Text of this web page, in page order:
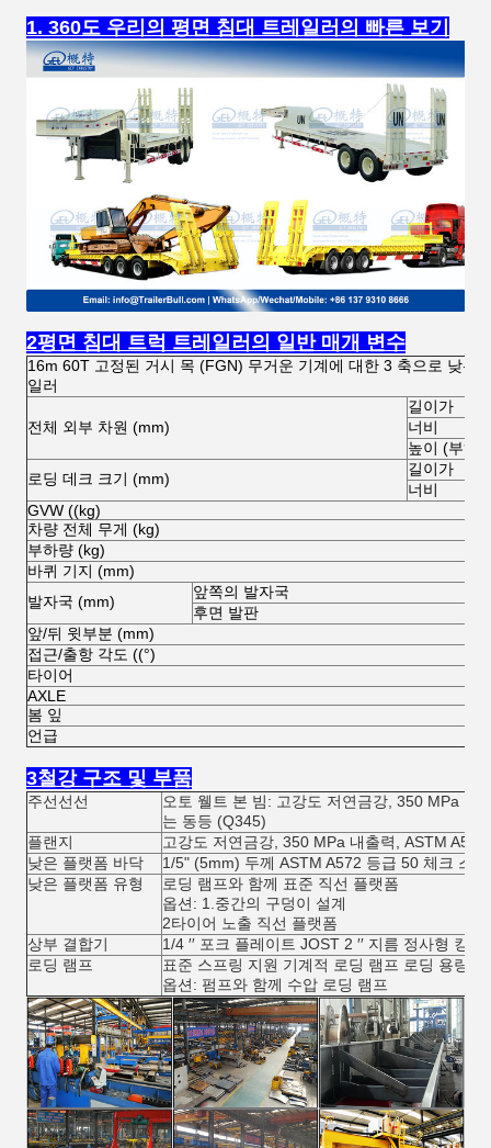
1. 360도 우리의 평면 침대 트레일러의 빠른 보기
2평면 침대 트럭 트레일러의 일반 매개 변수
16m 60T 고정된 거시 목 (FGN) 무거운 기계에 대한 3 축으로 낮은
일러
전체 외부 차원 (mm)
길이가
너비
높이 (부하)
로딩 데크 크기 (mm)
길이가
너비
GVW ((kg)
차량 전체 무게 (kg)
부하량 (kg)
바퀴 기지 (mm)
발자국 (mm)
앞쪽의 발자국
후면 발판
앞/뒤 윗부분 (mm)
접근/출항 각도 ((°)
타이어
AXLE
봄 잎
언급
3철강 구조 및 부품
주선선선
오토 웰트 본 빔: 고강도 저연금강, 350 MPa 강
는 동등 (Q345)
플랜지
고강도 저연금강, 350 MPa 내출력, ASTM
낮은 플랫폼 바닥
1/5" (5mm) 두께 ASTM A572 등급 50 체크 스
낮은 플랫폼 유형
로딩 램프와 함께 표준 직선 플랫폼
옵션: 1.중간의 구덩이 설계
2타이어 노출 직선 플랫폼
상부 결합기
1/4 ′′ 포크 플레이트 JOST 2 ′′ 지름 정사형 킹
로딩 램프
표준 스프링 지원 기계적 로딩 램프 로딩 용량
옵션: 펌프와 함께 수압 로딩 램프